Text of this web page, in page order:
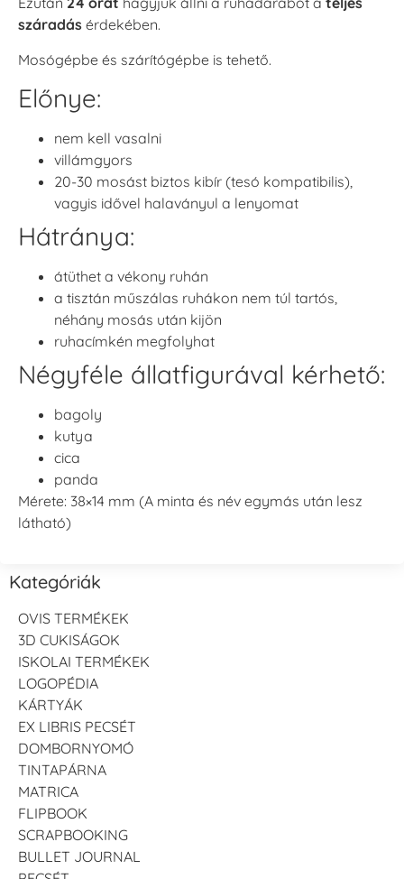
száradás érdekében.
Mosógépbe és szárítógépbe is tehető.
Előnye:
nem kell vasalni
villámgyors
20-30 mosást biztos kibír (tesó kompatibilis),
vagyis idővel halaványul a lenyomat
Hátránya:
átüthet a vékony ruhán
a tisztán műszálas ruhákon nem túl tartós,
néhány mosás után kijön
ruhacímkén megfolyhat
Négyféle állatfigurával kérhető:
bagoly
kutya
cica
panda
Mérete: 38×14 mm (A minta és név egymás után lesz
látható)
Kategóriák
OVIS TERMÉKEK
3D CUKISÁGOK
ISKOLAI TERMÉKEK
LOGOPÉDIA
KÁRTYÁK
EX LIBRIS PECSÉT
DOMBORNYOMÓ
TINTAPÁRNA
MATRICA
FLIPBOOK
SCRAPBOOKING
BULLET JOURNAL